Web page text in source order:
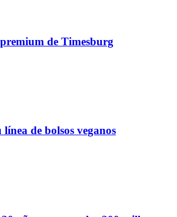
de Timesburg
línea de bolsos veganos